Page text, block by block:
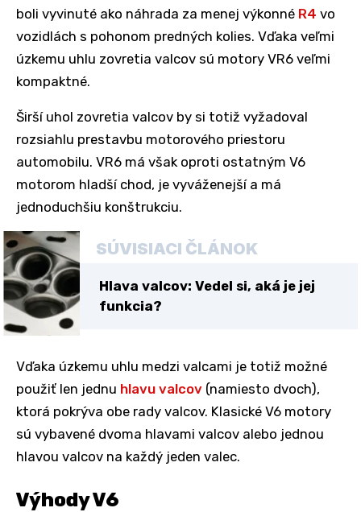
boli vyvinuté ako náhrada za menej výkonné R4 vo
vozidlách s pohonom predných kolies. Vďaka veľmi
úzkemu uhlu zovretia valcov sú motory VR6 veľmi
kompaktné.
Širší uhol zovretia valcov by si totiž vyžadoval
rozsiahlu prestavbu motorového priestoru
automobilu. VR6 má však oproti ostatným V6
motorom hladší chod, je vyváženejší a má
jednoduchšiu konštrukciu.
SÚVISIACI ČLÁNOK
Hlava valcov: Vedel si, aká je jej
funkcia?
Vďaka úzkemu uhlu medzi valcami je totiž možné
použiť len jednu hlavu valcov (namiesto dvoch),
ktorá pokrýva obe rady valcov. Klasické V6 motory
sú vybavené dvoma hlavami valcov alebo jednou
hlavou valcov na každý jeden valec.
Výhody V6